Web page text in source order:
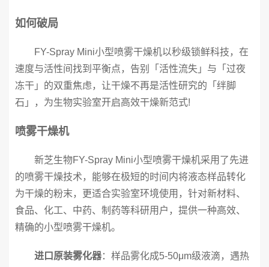
如何破局
FY-Spray Mini小型喷雾干燥机以秒级锁鲜科技，在
速度与活性间找到平衡点，告别「活性流失」与「过夜
冻干」的双重焦虑，让干燥不再是活性研究的「绊脚
石」，为生物实验室开启高效干燥新范式!
喷雾干燥机
新芝生物FY-Spray Mini小型喷雾干燥机采用了先进
的喷雾干燥技术，能够在极短的时间内将液态样品转化
为干燥的粉末，更适合实验室环境使用，针对新材料、
食品、化工、中药、制药等科研用户，提供一种高效、
精确的小型喷雾干燥机。
进口原装雾化器：样品雾化成5-50μm级液滴，遇热